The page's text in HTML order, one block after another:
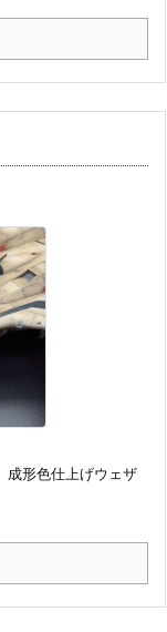
形色仕上げウェザ